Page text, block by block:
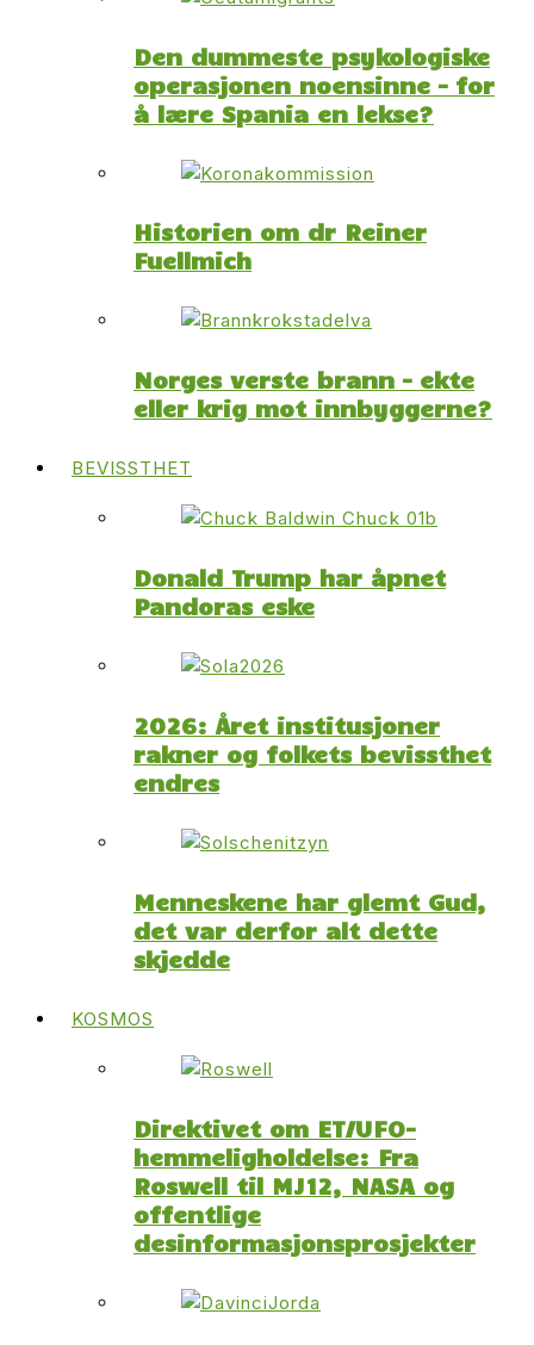
Den dummeste psykologiske
operasjonen noensinne – for
å lære Spania en lekse?
Historien om dr Reiner
Fuellmich
Norges verste brann – ekte
eller krig mot innbyggerne?
BEVISSTHET
Donald Trump har åpnet
Pandoras eske
2026: Året institusjoner
rakner og folkets bevissthet
endres
Menneskene har glemt Gud,
det var derfor alt dette
skjedde
KOSMOS
Direktivet om ET/UFO-
hemmeligholdelse: Fra
Roswell til MJ12, NASA og
offentlige
desinformasjonsprosjekter